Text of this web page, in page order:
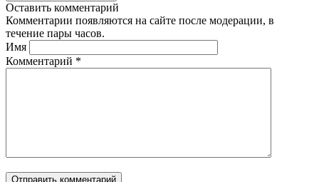
Оставить комментарий
Комментарии появляются на сайте после модерации, в
течение пары часов.
Имя
Комментарий *